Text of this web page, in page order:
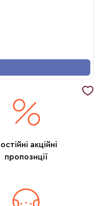
акційні
пропозиції